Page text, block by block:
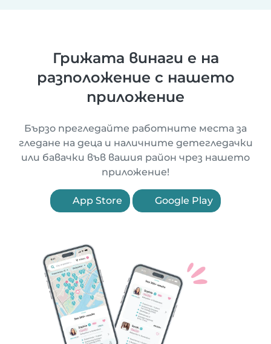
Грижата винаги е на
разположение с нашето
приложение
Бързо прегледайте работните места за
гледане на деца и наличните детегледачки
или бавачки във вашия район чрез нашето
приложение!
App Store Google Play